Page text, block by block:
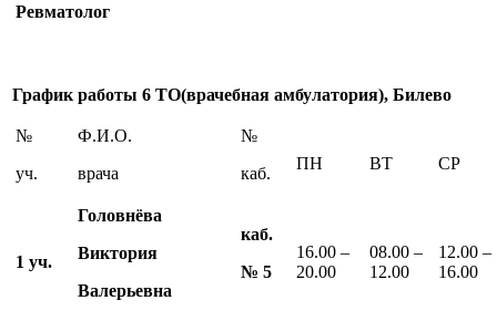
Ревматолог
График работы 6 ТО(врачебная амбулатория), Билево
№
уч.
Ф.И.О.
врача
№
каб.
ПН ВТ СР
1 уч.
Головнёва
Виктория
Валерьевна
каб.
№ 5
16.00 –
20.00
08.00 –
12.00
12.00 –
16.00